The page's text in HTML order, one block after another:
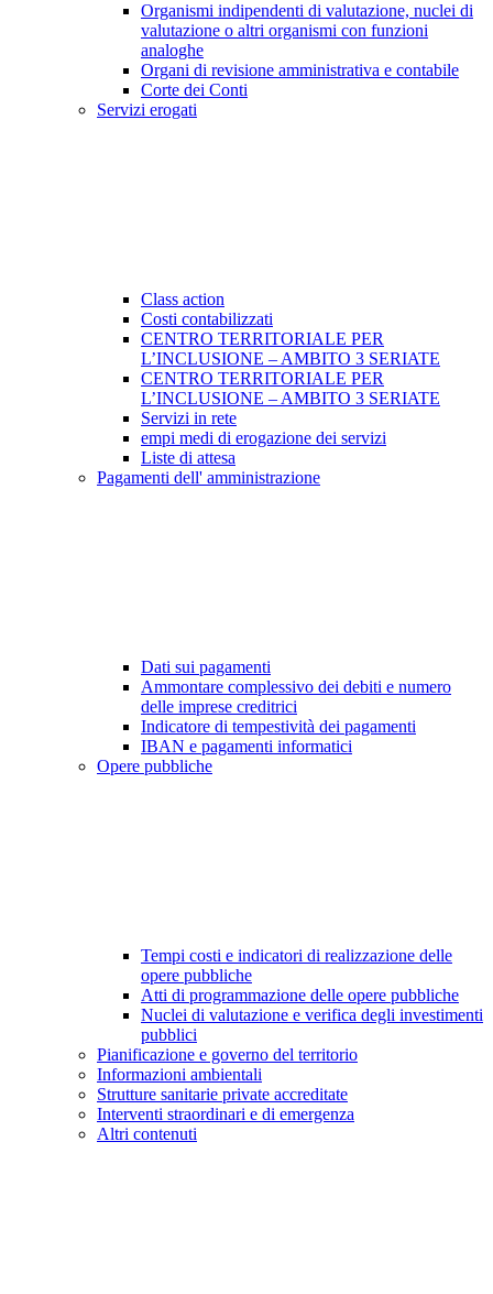
Organismi indipendenti di valutazione, nuclei di
valutazione o altri organismi con funzioni
analoghe
Organi di revisione amministrativa e contabile
Corte dei Conti
Servizi erogati
Class action
Costi contabilizzati
CENTRO TERRITORIALE PER
L’INCLUSIONE – AMBITO 3 SERIATE
CENTRO TERRITORIALE PER
L’INCLUSIONE – AMBITO 3 SERIATE
Servizi in rete
empi medi di erogazione dei servizi
Liste di attesa
Pagamenti dell' amministrazione
Dati sui pagamenti
Ammontare complessivo dei debiti e numero
delle imprese creditrici
Indicatore di tempestività dei pagamenti
IBAN e pagamenti informatici
Opere pubbliche
Tempi costi e indicatori di realizzazione delle
opere pubbliche
Atti di programmazione delle opere pubbliche
Nuclei di valutazione e verifica degli investimenti
pubblici
Pianificazione e governo del territorio
Informazioni ambientali
Strutture sanitarie private accreditate
Interventi straordinari e di emergenza
Altri contenuti